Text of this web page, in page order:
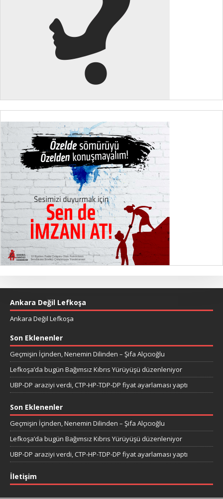
Ankara Değil Lefkoşa
Ankara Değil Lefkoşa
Son Eklenenler
Geçmişin İçinden, Nenemin Dilinden – Şifa Alçıcıoğlu
Lefkoşa’da bugün Bağımsız Kıbrıs Yürüyüşü düzenleniyor
UBP-DP araziyi verdi, CTP-HP-TDP-DP fiyat ayarlaması yaptı
Son Eklenenler
Geçmişin İçinden, Nenemin Dilinden – Şifa Alçıcıoğlu
Lefkoşa’da bugün Bağımsız Kıbrıs Yürüyüşü düzenleniyor
UBP-DP araziyi verdi, CTP-HP-TDP-DP fiyat ayarlaması yaptı
İletişim